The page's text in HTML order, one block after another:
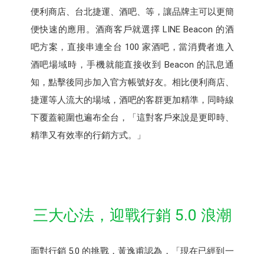
便利商店、台北捷運、酒吧、等，讓品牌主可以更簡
便快速的應用。酒商客戶就選擇 LINE Beacon 的酒
吧方案，直接串連全台 100 家酒吧，當消費者進入
酒吧場域時，手機就能直接收到 Beacon 的訊息通
知，點擊後同步加入官方帳號好友。相比便利商店、
捷運等人流大的場域，酒吧的客群更加精準，同時線
下覆蓋範圍也遍布全台，「這對客戶來說是更即時、
精準又有效率的行銷方式。」
三大心法，迎戰行銷 5.0 浪潮
面對行銷 5.0 的挑戰，黃逸甫認為，「現在已經到一